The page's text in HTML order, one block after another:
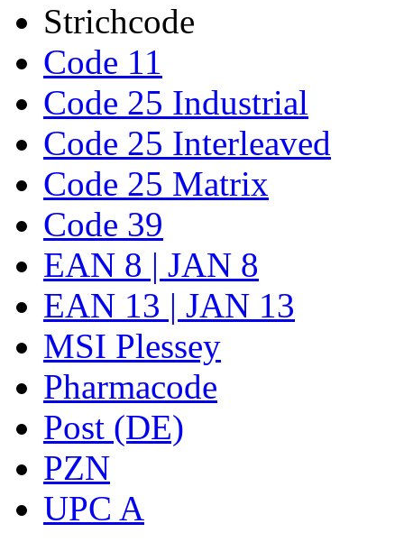
Strichcode
Code 11
Code 25 Industrial
Code 25 Interleaved
Code 25 Matrix
Code 39
EAN 8 | JAN 8
EAN 13 | JAN 13
MSI Plessey
Pharmacode
Post (DE)
PZN
UPC A